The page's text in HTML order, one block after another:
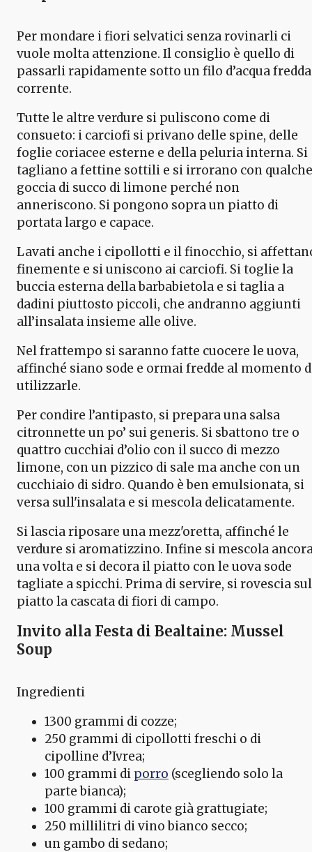
Per mondare i fiori selvatici senza rovinarli ci
vuole molta attenzione. Il consiglio è quello di
passarli rapidamente sotto un filo d’acqua fredda
corrente.
Tutte le altre verdure si puliscono come di
consueto: i carciofi si privano delle spine, delle
foglie coriacee esterne e della peluria interna. Si
tagliano a fettine sottili e si irrorano con qualche
goccia di succo di limone perché non
anneriscono. Si pongono sopra un piatto di
portata largo e capace.
Lavati anche i cipollotti e il finocchio, si
finemente e si uniscono ai carciofi. Si toglie la
buccia esterna della barbabietola e si taglia a
dadini piuttosto piccoli, che andranno aggiunti
all’insalata insieme alle olive.
Nel frattempo si saranno fatte cuocere le uova,
affinché siano sode e ormai fredde al momento
utilizzarle.
Per condire l’antipasto, si prepara una salsa
citronnette un po’ sui generis. Si sbattono tre o
quattro cucchiai d’olio con il succo di mezzo
limone, con un pizzico di sale ma anche con un
cucchiaio di sidro. Quando è ben emulsionata, si
versa sull'insalata e si mescola delicatamente.
Si lascia riposare una mezz'oretta, affinché le
verdure si aromatizzino. Infine si mescola
una volta e si decora il piatto con le uova sode
tagliate a spicchi. Prima di servire, si rovescia sul
piatto la cascata di fiori di campo.
Invito alla Festa di Bealtaine: Mussel
Soup
Ingredienti
1300 grammi di cozze;
250 grammi di cipollotti freschi o di
cipolline d’Ivrea;
100 grammi di porro (scegliendo solo la
parte bianca);
100 grammi di carote già grattugiate;
250 millilitri di vino bianco secco;
un gambo di sedano;